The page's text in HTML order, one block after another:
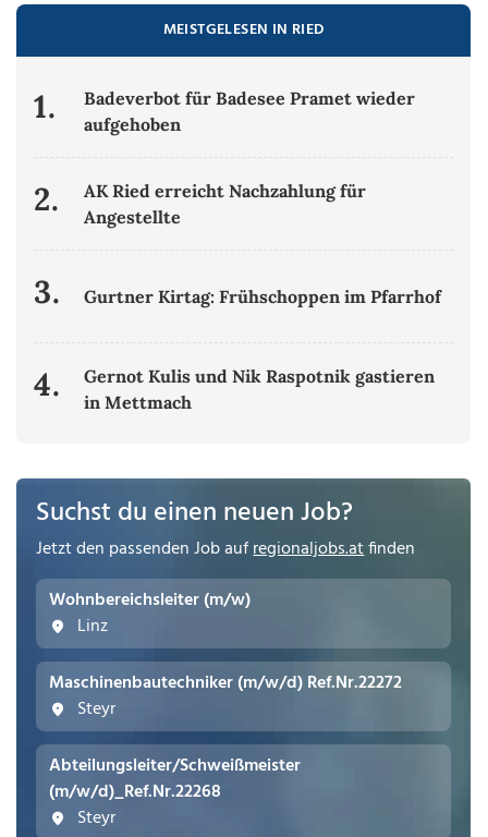
MEISTGELESEN IN RIED
1.
Badeverbot für Badesee Pramet wieder
aufgehoben
2.
AK Ried erreicht Nachzahlung für
Angestellte
3. Gurtner Kirtag: Frühschoppen im Pfarrhof
4.
Gernot Kulis und Nik Raspotnik gastieren
in Mettmach
Suchst du einen neuen Job?
Jetzt den passenden Job aufregionaljobs.atfinden
Wohnbereichsleiter (m/w)
Linz
Maschinenbautechniker (m/w/d) Ref.Nr.22272
Steyr
Abteilungsleiter/Schweißmeister
(m/w/d)_Ref.Nr.22268
Steyr